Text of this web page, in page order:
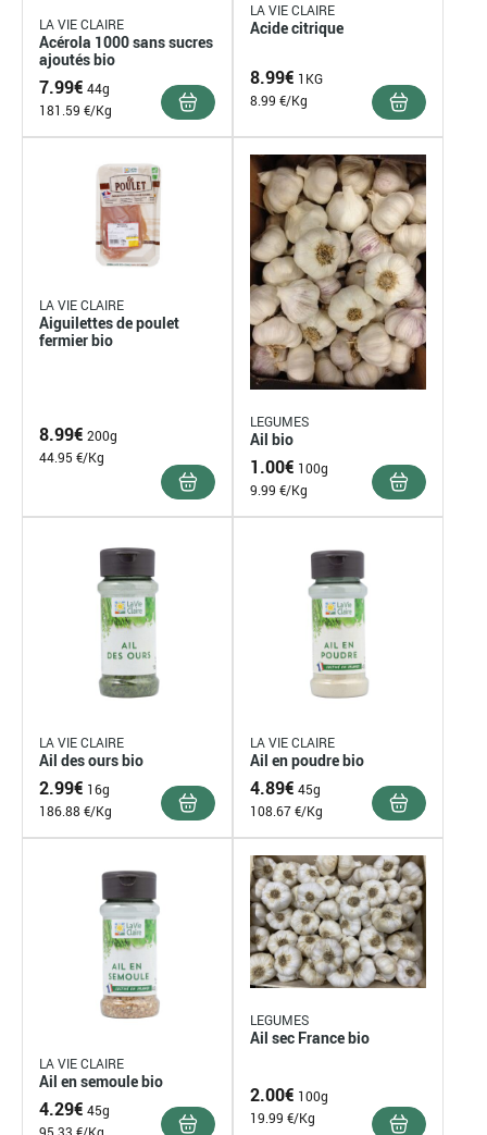
LA VIE CLAIRE
Acérola 1000 sans sucres
ajoutés bio
7.99€ 44g
181.59 €/Kg
LA VIE CLAIRE
Acide citrique
8.99€ 1KG
8.99 €/Kg
LA VIE CLAIRE
Aiguilettes de poulet
fermier bio
8.99€ 200g
44.95 €/Kg
LEGUMES
Ail bio
1.00€ 100g
9.99 €/Kg
LA VIE CLAIRE
Ail des ours bio
2.99€ 16g
186.88 €/Kg
LA VIE CLAIRE
Ail en poudre bio
4.89€ 45g
108.67 €/Kg
LA VIE CLAIRE
Ail en semoule bio
4.29€ 45g
LEGUMES
Ail sec France bio
2.00€ 100g
19.99 €/Kg